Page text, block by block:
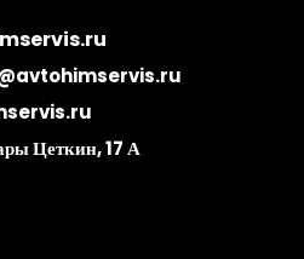
Цеткин, 17 А